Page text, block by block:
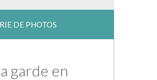
DE PHOTOS
garde en